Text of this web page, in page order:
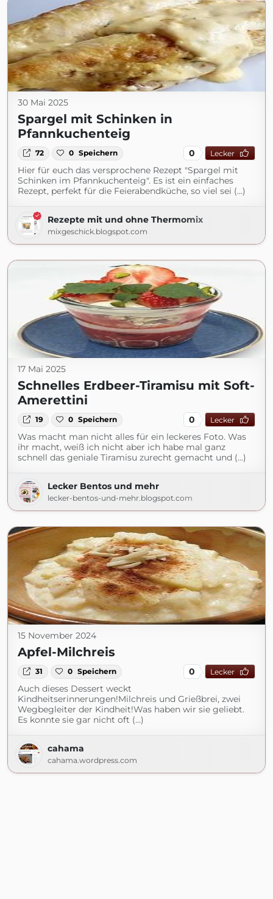
30 Mai 2025
Spargel mit Schinken in
Pfannkuchenteig
72 0 Speichern 0 Lecker
Hier für euch das versprochene Rezept "Spargel mit
Schinken im Pfannkuchenteig". Es ist ein einfaches
Rezept, perfekt für die Feierabendküche, so viel sei (...)
Rezepte mit und ohne Thermomix
mixgeschick.blogspot.com
17 Mai 2025
Schnelles Erdbeer-Tiramisu mit Soft-
Amerettini
19 0 Speichern 0 Lecker
Was macht man nicht alles für ein leckeres Foto. Was
ihr macht, weiß ich nicht aber ich habe mal ganz
schnell das geniale Tiramisu zurecht gemacht und (...)
Lecker Bentos und mehr
lecker-bentos-und-mehr.blogspot.com
15 November 2024
Apfel-Milchreis
31 0 Speichern 0 Lecker
Auch dieses Dessert weckt
Kindheitserinnerungen!Milchreis und Grießbrei, zwei
Wegbegleiter der Kindheit!Was haben wir sie geliebt.
Es konnte sie gar nicht oft (...)
cahama
cahama.wordpress.com